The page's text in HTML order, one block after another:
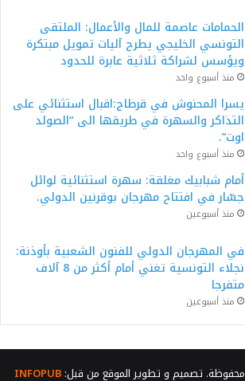
الحمامات عاصمة للمال والأعمال: الملتقى
التونسي الخليجي يطرح آليات تمويل مبتكرة
ويؤسس لشراكة ثلاثية عابرة للحدود
منذ أسبوع واحد
يسرا المحنوش في قرطاج:اقبال استثنائي على
التذاكر والسهرة في طريقها الى “الصولد
اوت”.
منذ أسبوع واحد
أمام شبابيك مغلقة: سهرة استثنائية لوائل
جسّار في افتتاح مهرجان بوقرنين الدولي.
منذ أسبوعين
في المهرجان الدولي للفنون الشعبية بأوذنة:
نجلاء التونسية تغني أمام أكثر من 8 آلاف
متفرجا
منذ أسبوعين
INFOPUB